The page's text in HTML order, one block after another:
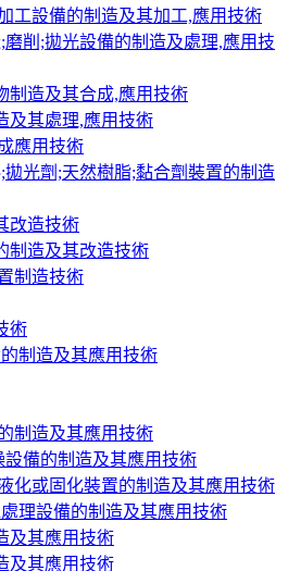
工設備的制造及其加工,應用技術
削;拋光設備的制造及處理,應用技
制造及其合成,應用技術
及其處理,應用技術
應用技術
拋光劑;天然樹脂;黏合劑裝置的制造
改造技術
制造及其改造技術
制造技術
術
制造及其應用技術
制造及其應用技術
備的制造及其應用技術
化或固化裝置的制造及其應用技術
理設備的制造及其應用技術
及其應用技術
及其應用技術